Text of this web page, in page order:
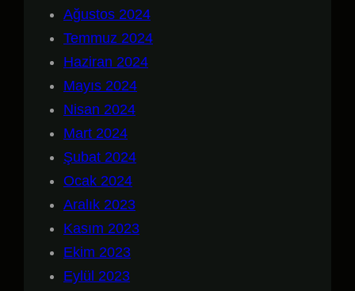
Ağustos 2024
Temmuz 2024
Haziran 2024
Mayıs 2024
Nisan 2024
Mart 2024
Şubat 2024
Ocak 2024
Aralık 2023
Kasım 2023
Ekim 2023
Eylül 2023